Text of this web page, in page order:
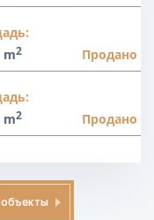
m2 Продано
m2 Продано